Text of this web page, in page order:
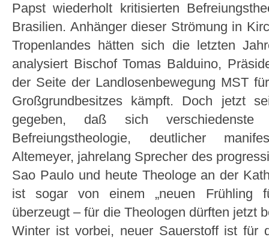
Papst wiederholt kritisierten
Brasilien. Anhänger dieser Strömung in
Tropenlandes hätten sich die letzten
analysiert Bischof Tomas Balduino,
der Seite der Landlosenbewegung MST
Großgrundbesitzes kämpft. Doch jetzt
gegeben, daß sich verschiedenste
Befreiungstheologie, deutlicher
Altemeyer, jahrelang Sprecher des
Sao Paulo und heute Theologe an der
ist sogar von einem „neuen Frühling
überzeugt – für die Theologen dürften jetzt
Winter ist vorbei, neuer Sauerstoff ist für